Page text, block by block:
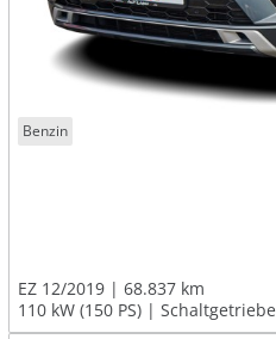
Benzin
EZ 12/2019
68.837 km
110 kW (150 PS)
Schaltgetriebe